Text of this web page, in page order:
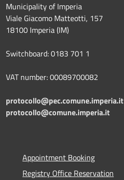
Municipality of Imperia
Viale Giacomo Matteotti, 157
18100 Imperia (IM)
Switchboard: 0183 701 1
VAT number: 00089700082
protocollo@pec.comune.imperia.it
protocollo@comune.imperia.it
Appointment Booking
Registry Office Reservation